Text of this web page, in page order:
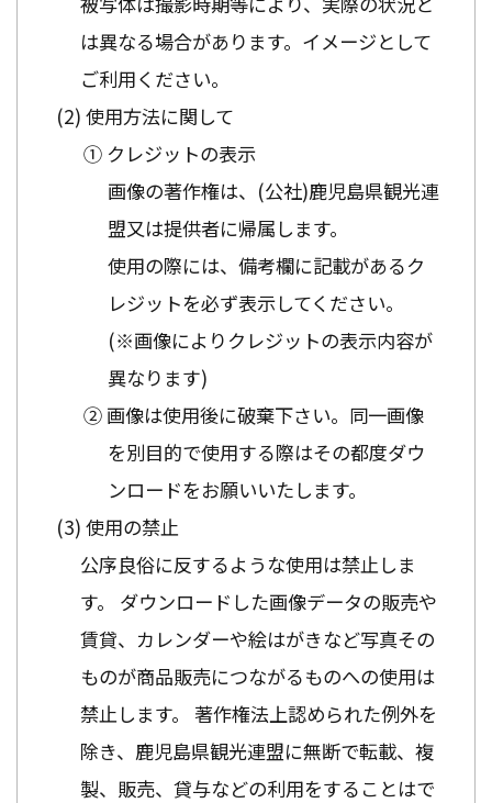
は異なる場合があります。イメージとして
ご利用ください。
使用方法に関して
① クレジットの表示
画像の著作権は、(公社)鹿児島県観光連
盟又は提供者に帰属します。
使用の際には、備考欄に記載があるク
レジットを必ず表示してください。
(※画像によりクレジットの表示内容が
異なります)
② 画像は使用後に破棄下さい。同一画像
を別目的で使用する際はその都度ダウ
ンロードをお願いいたします。
使用の禁止
公序良俗に反するような使用は禁止しま
す。 ダウンロードした画像データの販売や
賃貸、カレンダーや絵はがきなど写真その
ものが商品販売につながるものへの使用は
禁止します。 著作権法上認められた例外を
除き、鹿児島県観光連盟に無断で転載、複
製、販売、貸与などの利用をすることはで